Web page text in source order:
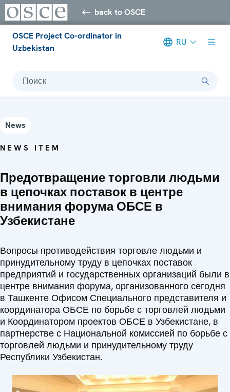
back to OSCE
OSCE Project Co-ordinator in
Uzbekistan
RU
Поиск
News
NEWS ITEM
Предотвращение торговли людьми
в цепочках поставок в центре
внимания форума ОБСЕ в
Узбекистане
Вопросы противодействия торговле людьми и
принудительному труду в цепочках поставок
предприятий и государственных организаций были в
центре внимания форума, организованного сегодня
в Ташкенте Офисом Специального представителя и
координатора ОБСЕ по борьбе с торговлей людьми
и Координатором проектов ОБСЕ в Узбекистане, в
партнерстве с Национальной комиссией по борьбе с
торговлей людьми и принудительному труду
Республики Узбекистан.